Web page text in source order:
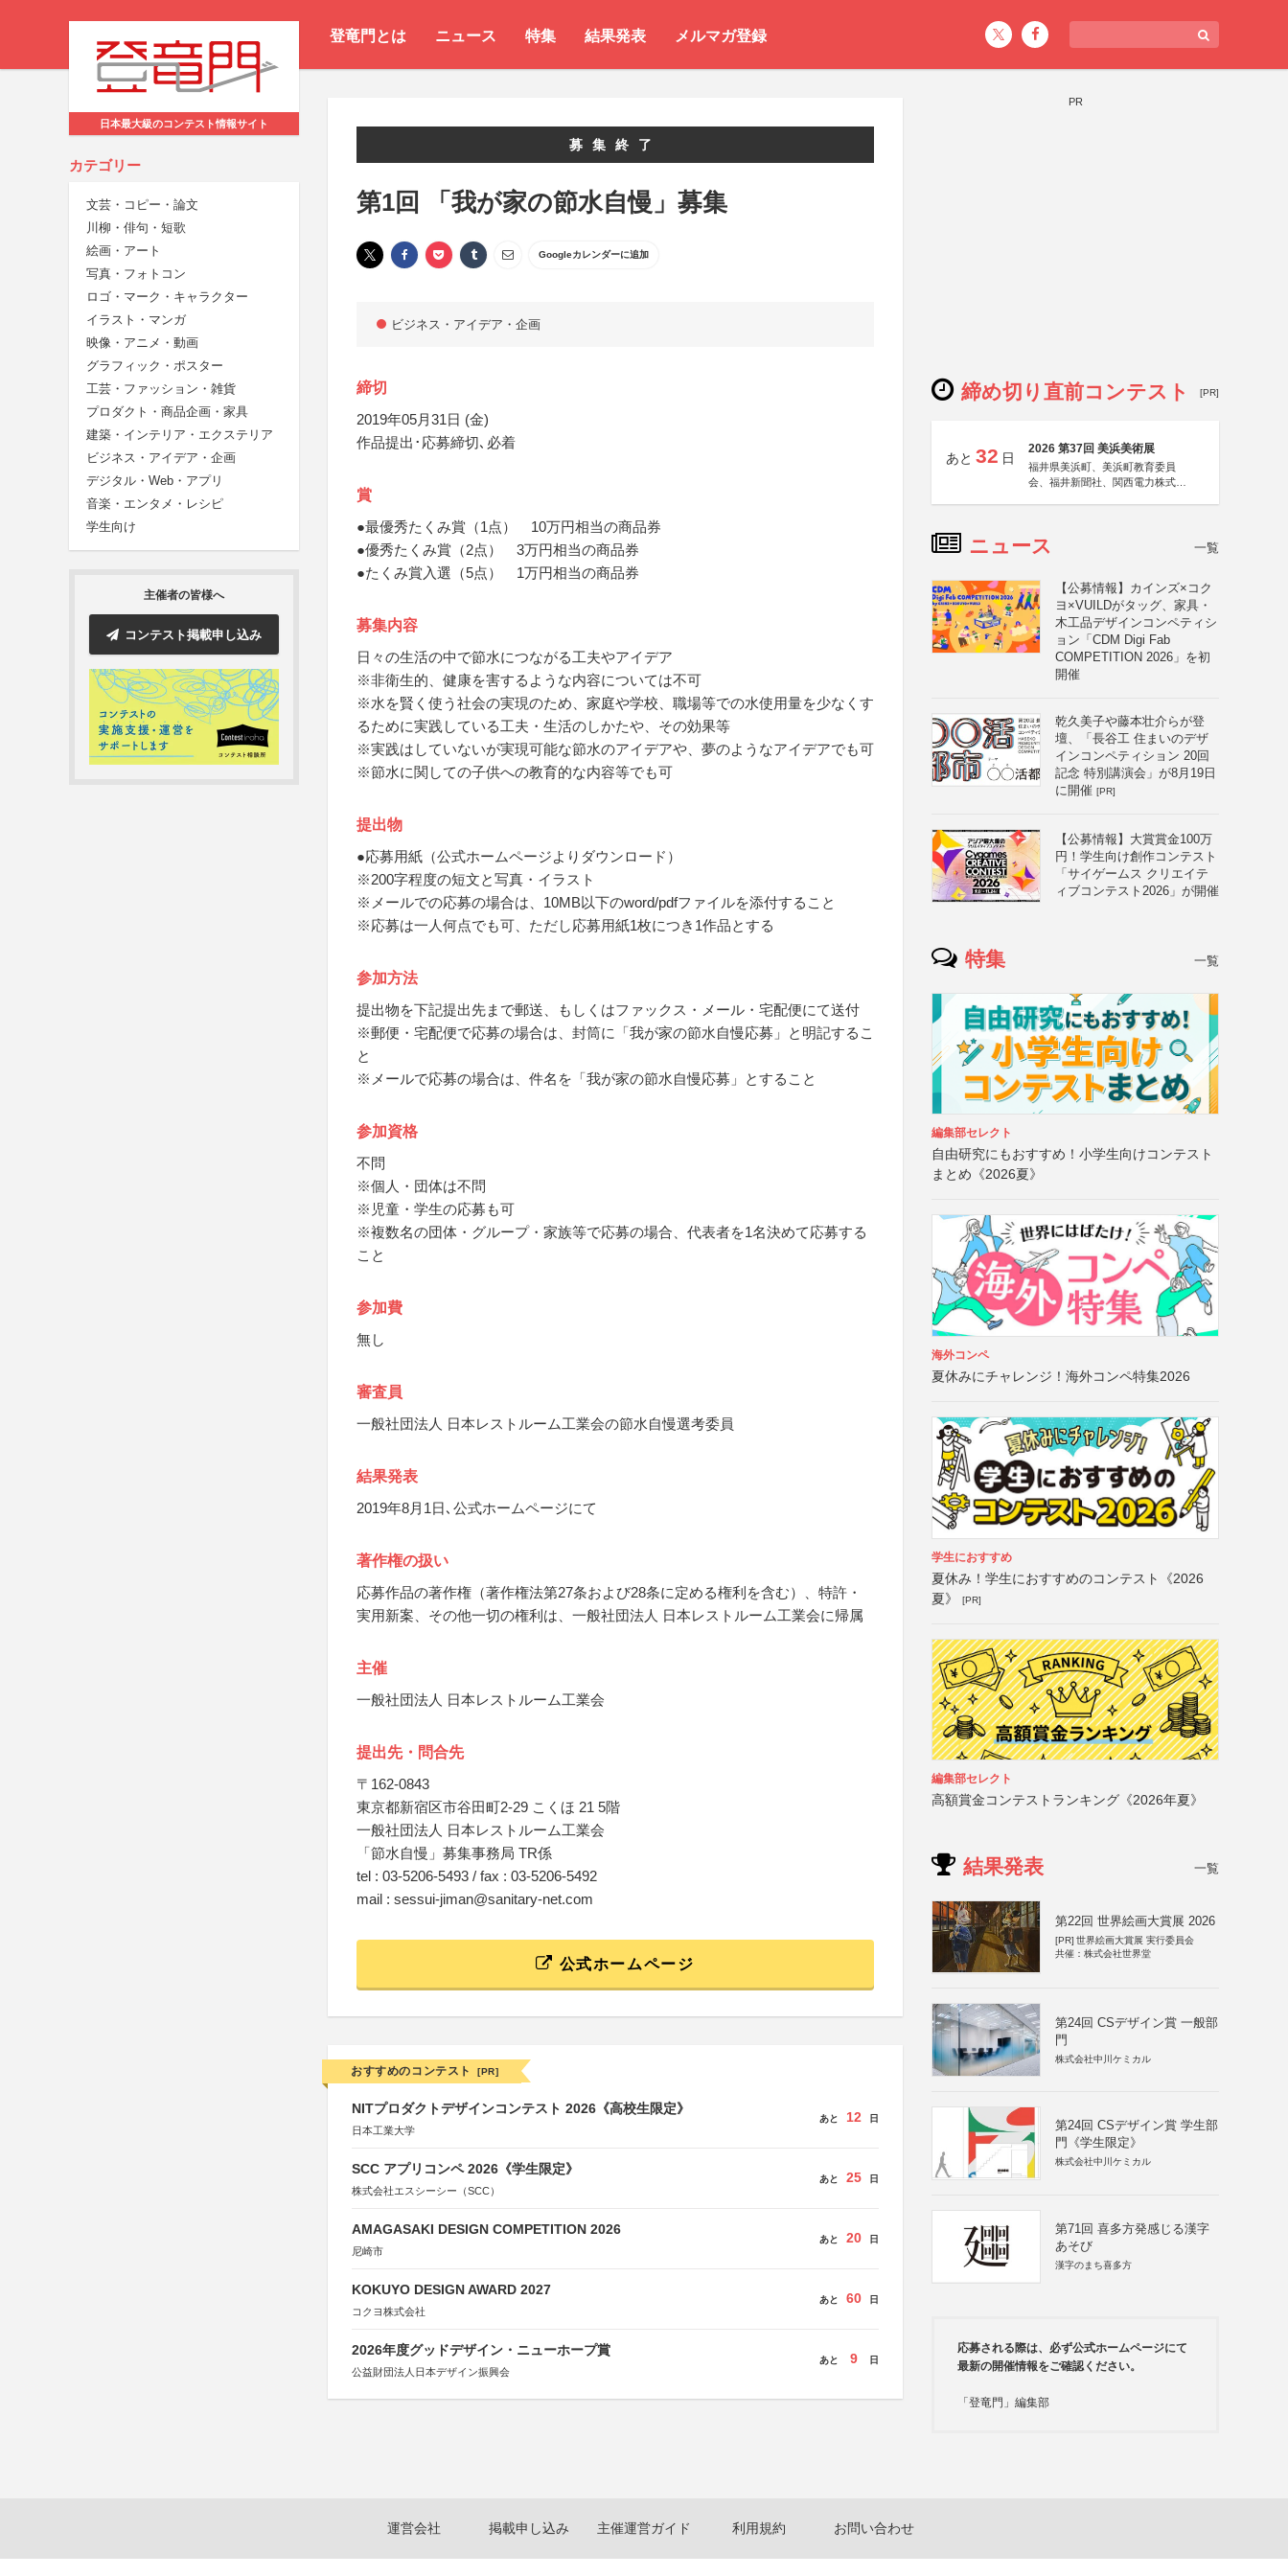
登竜門とは ニュース 特集 結果発表 メルマガ登録
日本最大級のコンテスト情報サイト
カテゴリー
文芸・コピー・論文
川柳・俳句・短歌
絵画・アート
写真・フォトコン
ロゴ・マーク・キャラクター
イラスト・マンガ
映像・アニメ・動画
グラフィック・ポスター
工芸・ファッション・雑貨
プロダクト・商品企画・家具
建築・インテリア・エクステリア
ビジネス・アイデア・企画
デジタル・Web・アプリ
音楽・エンタメ・レシピ
学生向け
主催者の皆様へ
コンテスト掲載申し込み
募集終了
第1回 「我が家の節水自慢」募集
Googleカレンダーに追加
ビジネス・アイデア・企画
締切
2019年05月31日 (金)
作品提出･応募締切､必着
賞
●最優秀たくみ賞（1点） 10万円相当の商品券
●優秀たくみ賞（2点） 3万円相当の商品券
●たくみ賞入選（5点） 1万円相当の商品券
募集内容
日々の生活の中で節水につながる工夫やアイデア
※非衛生的、健康を害するような内容については不可
※水を賢く使う社会の実現のため、家庭や学校、職場等での水使用量を少なくす
るために実践している工夫・生活のしかたや、その効果等
※実践はしていないが実現可能な節水のアイデアや、夢のようなアイデアでも可
※節水に関しての子供への教育的な内容等でも可
提出物
●応募用紙（公式ホームページよりダウンロード）
※200字程度の短文と写真・イラスト
※メールでの応募の場合は、10MB以下のword/pdfファイルを添付すること
※応募は一人何点でも可、ただし応募用紙1枚につき1作品とする
参加方法
提出物を下記提出先まで郵送、もしくはファックス・メール・宅配便にて送付
※郵便・宅配便で応募の場合は、封筒に「我が家の節水自慢応募」と明記するこ
と
※メールで応募の場合は、件名を「我が家の節水自慢応募」とすること
参加資格
不問
※個人・団体は不問
※児童・学生の応募も可
※複数名の団体・グループ・家族等で応募の場合、代表者を1名決めて応募する
こと
参加費
無し
審査員
一般社団法人 日本レストルーム工業会の節水自慢選考委員
結果発表
2019年8月1日､公式ホームページにて
著作権の扱い
応募作品の著作権（著作権法第27条および28条に定める権利を含む）、特許・
実用新案、その他一切の権利は、一般社団法人 日本レストルーム工業会に帰属
主催
一般社団法人 日本レストルーム工業会
提出先・問合先
〒162-0843
東京都新宿区市谷田町2-29 こくほ 21 5階
一般社団法人 日本レストルーム工業会
「節水自慢」募集事務局 TR係
tel : 03-5206-5493 / fax : 03-5206-5492
mail : sessui-jiman@sanitary-net.com
公式ホームページ
おすすめのコンテスト [PR]
NITプロダクトデザインコンテスト 2026《高校生限定》
日本工業大学
あと 12 日
SCC アプリコンペ 2026《学生限定》
株式会社エスシーシー（SCC）
あと 25 日
AMAGASAKI DESIGN COMPETITION 2026
尼崎市
あと 20 日
KOKUYO DESIGN AWARD 2027
コクヨ株式会社
あと 60 日
2026年度グッドデザイン・ニューホープ賞
公益財団法人日本デザイン振興会
あと 9 日
PR
締め切り直前コンテスト [PR]
あと 32 日
2026 第37回 美浜美術展
福井県美浜町、美浜町教育委員
会、福井新聞社、関西電力株式会
ニュース 一覧
【公募情報】カインズ×コク
ヨ×VUILDがタッグ、家具・
木工品デザインコンペティシ
ョン「CDM Digi Fab
COMPETITION 2026」を初
開催
乾久美子や藤本壮介らが登
壇、「長谷工 住まいのデザ
インコンペティション 20回
記念 特別講演会」が8月19日
に開催 [PR]
【公募情報】大賞賞金100万
円！学生向け創作コンテスト
「サイゲームス クリエイテ
ィブコンテスト2026」が開催
特集 一覧
編集部セレクト
自由研究にもおすすめ！小学生向けコンテスト
まとめ《2026夏》
海外コンペ
夏休みにチャレンジ！海外コンペ特集2026
学生におすすめ
夏休み！学生におすすめのコンテスト《2026
夏》
[PR]
編集部セレクト
高額賞金コンテストランキング《2026年夏》
結果発表 一覧
第22回 世界絵画大賞展 2026
[PR] 世界絵画大賞展 実行委員会
共催：株式会社世界堂
第24回 CSデザイン賞 一般部
門
株式会社中川ケミカル
第24回 CSデザイン賞 学生部
門《学生限定》
株式会社中川ケミカル
第71回 喜多方発感じる漢字
あそび
漢字のまち喜多方
応募される際は、必ず公式ホームページにて
最新の開催情報をご確認ください。
「登竜門」編集部
運営会社 掲載申し込み 主催運営ガイド 利用規約 お問い合わせ